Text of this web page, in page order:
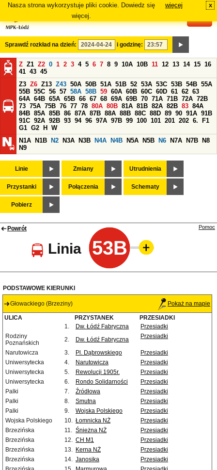
Nasza strona wykorzystuje pliki cookie. Dowiedz się
więcej.
więcej x
Sprawdź rozkład na dzień: i godzinę:
Z Z1 Z2 0 1 2 3 4 5 6 7 8 9 10A 10B 11 12 13 14 15 16
41 43 45
Z3 Z6 Z13 Z43 50A 50B 51A 51B 52 53A 53C 53B 54B 55A
55B 55C 56 57 58A 58B 59 60A 60B 60C 60D 61 62 63
64A 64B 65A 65B 66 67 68 69A 69B 70 71A 71B 72A 72B
73 75A 75B 76 77 78 80A 80B 81A 81B 82A 82B 83 84A
84B 85A 85B 86 87A 87B 88A 88B 88C 88D 89 90 91A 91B
91C 92A 92B 93 94 96 97A 97B 99 100 101 201 202 6.
F1
G1 G2 H
W
N1A
N1B N2 N3A N3B N4A N4B N5A N5B N6 N7A N7B
N8
N9
Linie Zmiany Utrudnienia
Przystanki Połączenia Schematy
Pobierz
Powrót
Linia 53B
Pomoc
PODSTAWOWE KIERUNKI
Głowackiego (Brzeziny) Pokaż na mapie
ULICA PRZYSTANEK
PRZESIADKI
1.
Dw. Łódź Fabryczna
Przesiadki
Rodziny
Poznańskich
2. Dw. Łódź Fabryczna Przesiadki
Narutowicza 3. Pl. Dąbrowskiego
Przesiadki
Uniwersytecka
4. Narutowicza
Przesiadki
Uniwersytecka
5. Rewolucji 1905r.
Przesiadki
Uniwersytecka
6. Rondo Solidarności
Przesiadki
Palki
7. Źródłowa
Przesiadki
Palki
8. Smutna
Przesiadki
Palki
9. Wojska Polskiego
Przesiadki
Wojska Polskiego
10. Łomnicka NŻ
Przesiadki
Brzezińska
11. Śnieżna NŻ
Przesiadki
Brzezińska
12. CH M1
Przesiadki
Brzezińska
13. Kerna NŻ
Przesiadki
Brzezińska
14. Janosika
Przesiadki